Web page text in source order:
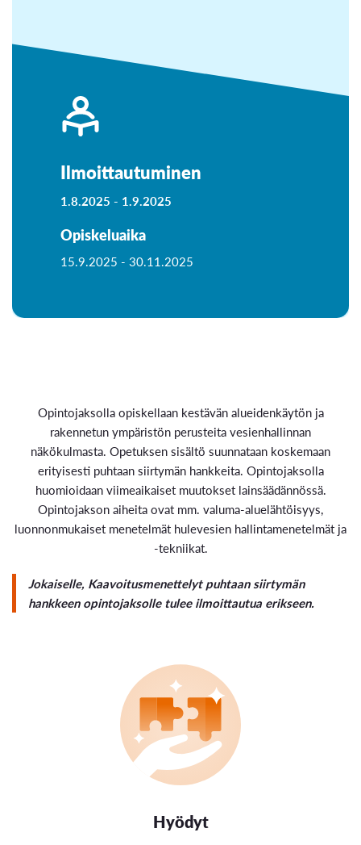
Ilmoittautuminen
1.8.2025 - 1.9.2025
Opiskeluaika
15.9.2025 - 30.11.2025
Opintojaksolla opiskellaan kestävän alueidenkäytön ja
rakennetun ympäristön perusteita vesienhallinnan
näkökulmasta. Opetuksen sisältö suunnataan koskemaan
erityisesti puhtaan siirtymän hankkeita. Opintojaksolla
huomioidaan viimeaikaiset muutokset lainsäädännössä.
Opintojakson aiheita ovat mm. valuma-aluelähtöisyys,
luonnonmukaiset menetelmät hulevesien hallintamenetelmät ja
-tekniikat.
Jokaiselle, Kaavoitusmenettelyt puhtaan siirtymän
hankkeen opintojaksolle tulee ilmoittautua erikseen.
Hyödyt